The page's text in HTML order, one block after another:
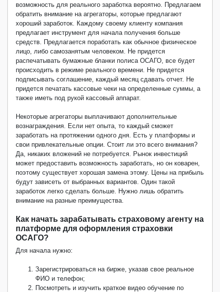
возможность для реального заработка вероятно. Предлагаем
обратить внимание на агрегаторы, которые предлагают
хороший заработок. Каждому своему клиенту компания
предлагает инструмент для начала получения больше
средств. Предлагается поработать как обычное физическое
лицо, либо самозанятым человеком. Не придется
распечатывать бумажные бланки полиса ОСАГО, все будет
происходить в режиме реального времени. Не придется
подписывать соглашение, каждый месяц сдавать отчет. Не
придется печатать кассовые чеки на определенные суммы, а
также иметь под рукой кассовый аппарат.
Некоторые агрегаторы выплачивают дополнительные
вознаграждения. Если нет опыта, то каждый сможет
заработать на протяжении одного дня. Есть у платформы и
свои привлекательные опции. Стоит ли это всего внимания?
Да, никаких вложений не потребуется. Рынок инвестиций
может предоставить возможность заработать, но он коварен,
поэтому существует хорошая замена этому. Цены на прибыль
будут зависеть от выбранных вариантов. Один такой
заработок легко сделать больше. Нужно лишь обратить
внимание на разные преимущества.
Как начать зарабатывать страховому агенту на
платформе для оформления страховки
ОСАГО?
Для начала нужно:
Зарегистрироваться на бирже, указав свое реальное
ФИО и телефон;
Посмотреть и изучить краткое видео обучение по